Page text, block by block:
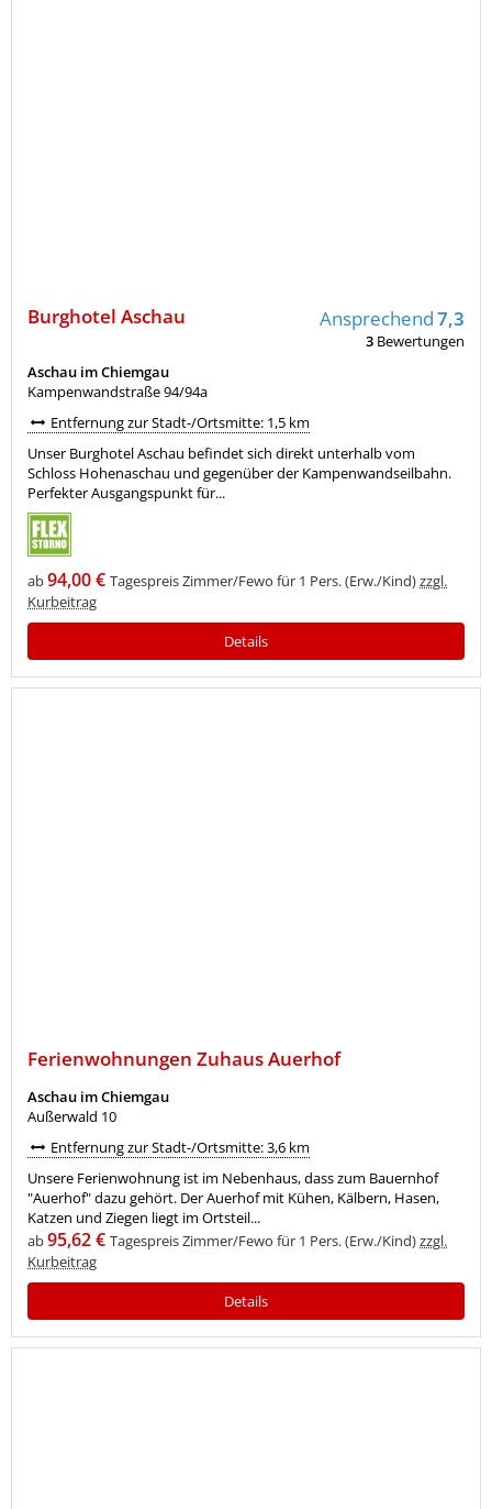
Burghotel Aschau Ansprechend7,3
3 Bewertungen
Aschau im Chiemgau
Kampenwandstraße 94/94a
Entfernung zur Stadt-/Ortsmitte: 1,5 km
Unser Burghotel Aschau befindet sich direkt unterhalb vom
Schloss Hohenaschau und gegenüber der Kampenwandseilbahn.
Perfekter Ausgangspunkt für...
ab94,00 € Tagespreis Zimmer/Fewo für 1 Pers. (Erw./Kind)zzgl.
Kurbeitrag
Details
Ferienwohnungen Zuhaus Auerhof
Aschau im Chiemgau
Außerwald 10
Entfernung zur Stadt-/Ortsmitte: 3,6 km
Unsere Ferienwohnung ist im Nebenhaus, dass zum Bauernhof
"Auerhof" dazu gehört. Der Auerhof mit Kühen, Kälbern, Hasen,
Katzen und Ziegen liegt im Ortsteil...
ab95,62 € Tagespreis Zimmer/Fewo für 1 Pers. (Erw./Kind)zzgl.
Kurbeitrag
Details